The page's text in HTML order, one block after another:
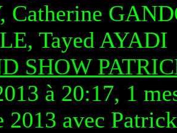
Catherine
Tayed AYADI
SHOW
à 20:17, 1
2013 avec